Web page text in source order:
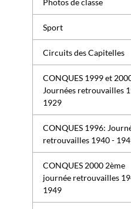
Sport
Circuits des Capitelles
CONQUES 1999 et
Journées retrouvailles
1929
CONQUES 1996:
retrouvailles 1940 -
CONQUES 2000 2ème
journée retrouvailles
1949